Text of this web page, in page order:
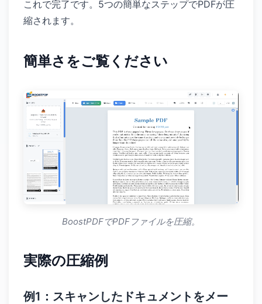
これで完了です。5つの簡単なステップでPDFが圧
縮されます。
簡単さをご覧ください
BoostPDFでPDFファイルを圧縮。
実際の圧縮例
例1：スキャンしたドキュメントをメー